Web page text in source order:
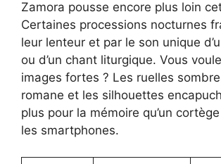
Zamora pousse encore plus loin
Certaines processions nocturnes
leur lenteur et par le son unique
ou d’un chant liturgique. Vous
images fortes ? Les ruelles
romane et les silhouettes
plus pour la mémoire qu’un
les smartphones.